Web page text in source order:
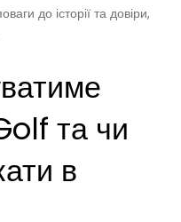
до історії та довіри,
та чи
в